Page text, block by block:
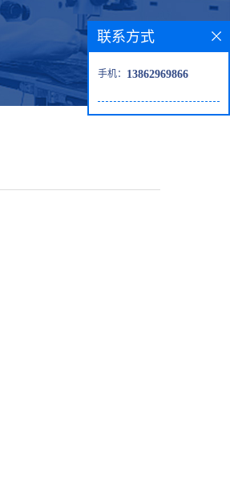
联系方式
手机： 13862969866